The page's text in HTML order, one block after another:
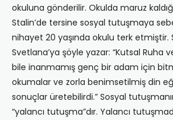
okuluna gönderilir. Okulda maruz
Stalin’de tersine sosyal tutuşmaya
nihayet 20 yaşında okulu terk etmiştir.
Svetlana’ya şöyle yazar: “Kutsal Ruha
bile inanmamış genç bir adam için
okumalar ve zorla benimsetilmiş din
sonuçlar üretebilirdi.” Sosyal
“yalancı tutuşma”dır. Yalancı